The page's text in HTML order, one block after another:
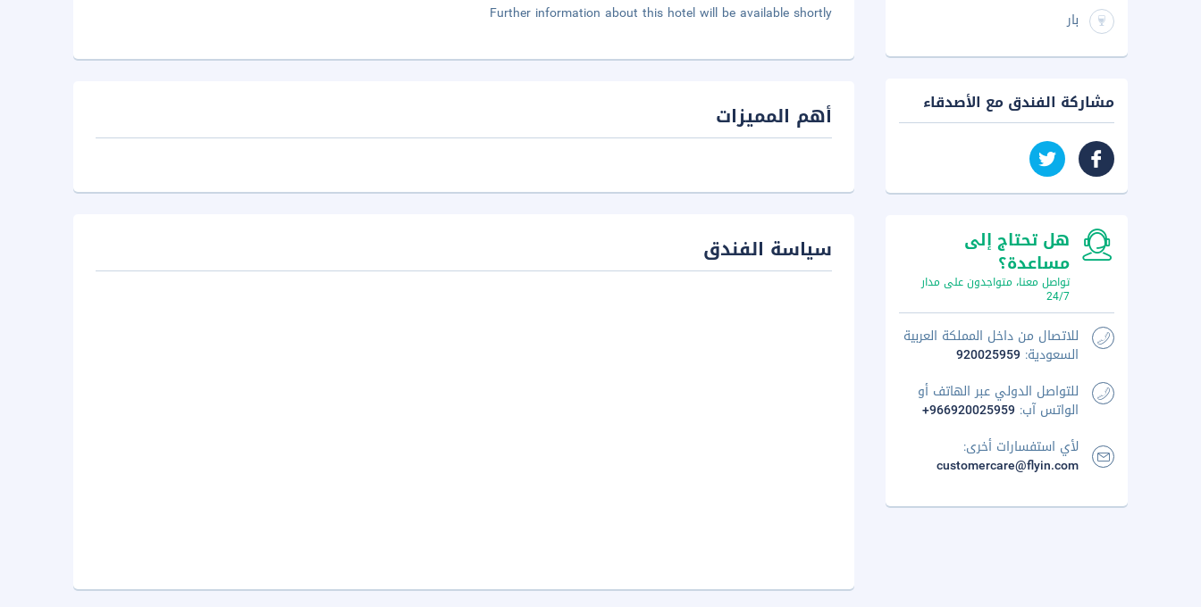
Further information about this hotel will be available shortly
أهم المميزات
سياسة الفندق
بار
مشاركة الفندق مع الأصدقاء
هل تحتاج إلى
مساعدة؟
تواصل معنا، متواجدون على مدار
24/7
للاتصال من داخل المملكة العربية
السعودية: 920025959
للتواصل الدولي عبر الهاتف أو
الواتس آب: +966920025959
لأي استفسارات أخرى:
customercare@flyin.com